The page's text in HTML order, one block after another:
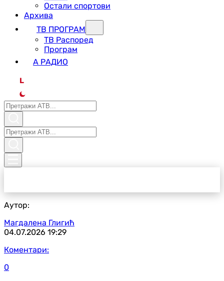
Остали спортови
Архива
ТВ ПРОГРАМ
ТВ Распоред
Програм
А РАДИО
L
Аутор:
Магдалена Глигић
04.07.2026 19:29
Коментари:
0